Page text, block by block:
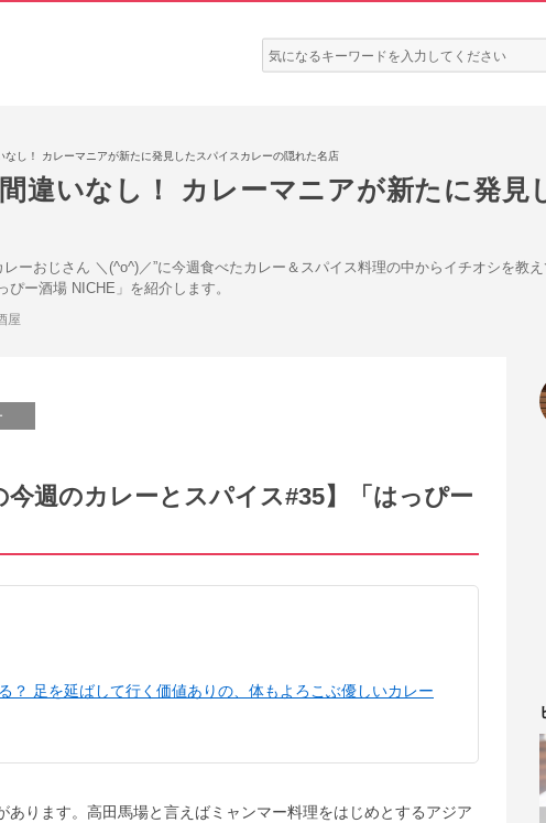
検
索:
なし！ カレーマニアが新たに発見したスパイスカレーの隠れた名店
違いなし！ カレーマニアが新たに発見
ーおじさん ＼(^o^)／”に今週食べたカレー＆スパイス料理の中からイチオシを教
ー酒場 NICHE」を紹介します。
屋
今週のカレーとスパイス#35】「はっぴー
？ 足を延ばして行く価値ありの、体もよろこぶ優しいカレー
ります。高田馬場と言えばミャンマー料理をはじめとするアジア